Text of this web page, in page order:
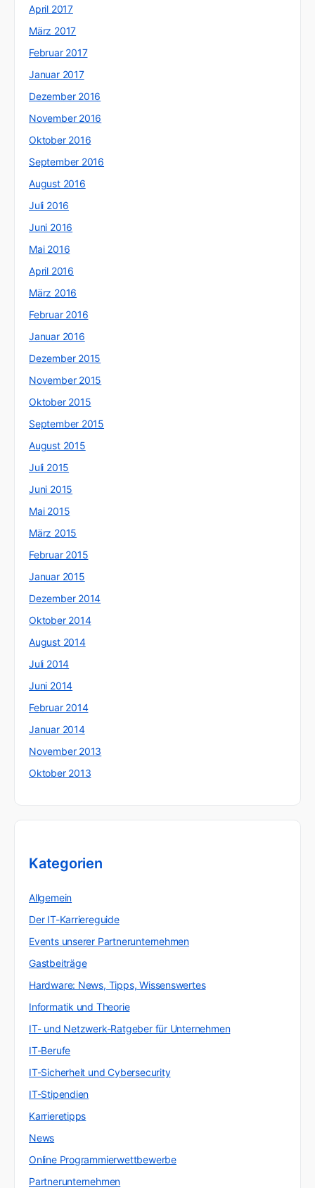
April 2017
März 2017
Februar 2017
Januar 2017
Dezember 2016
November 2016
Oktober 2016
September 2016
August 2016
Juli 2016
Juni 2016
Mai 2016
April 2016
März 2016
Februar 2016
Januar 2016
Dezember 2015
November 2015
Oktober 2015
September 2015
August 2015
Juli 2015
Juni 2015
Mai 2015
März 2015
Februar 2015
Januar 2015
Dezember 2014
Oktober 2014
August 2014
Juli 2014
Juni 2014
Februar 2014
Januar 2014
November 2013
Oktober 2013
Kategorien
Allgemein
Der IT-Karriereguide
Events unserer Partnerunternehmen
Gastbeiträge
Hardware: News, Tipps, Wissenswertes
Informatik und Theorie
IT- und Netzwerk-Ratgeber für Unternehmen
IT-Berufe
IT-Sicherheit und Cybersecurity
IT-Stipendien
Karrieretipps
News
Online Programmierwettbewerbe
Partnerunternehmen